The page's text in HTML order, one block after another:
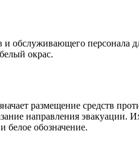
обслуживающего персонала
окрас.
размещение средств
направления эвакуации.
белое обозначение.